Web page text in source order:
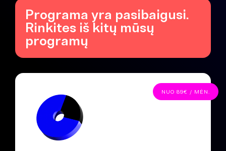
Programa yra pasibaigusi.
Rinkites iš kitų mūsų
programų
NUO 89€ / MĖN.